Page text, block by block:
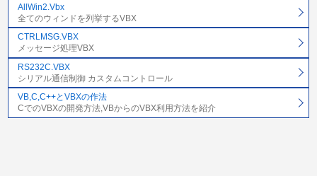
AllWin2.Vbx
全てのウィンドを列挙するVBX
CTRLMSG.VBX
メッセージ処理VBX
RS232C.VBX
シリアル通信制御 カスタムコントロール
VB,C,C++とVBXの作法
CでのVBXの開発方法,VBからのVBX利用方法を紹介